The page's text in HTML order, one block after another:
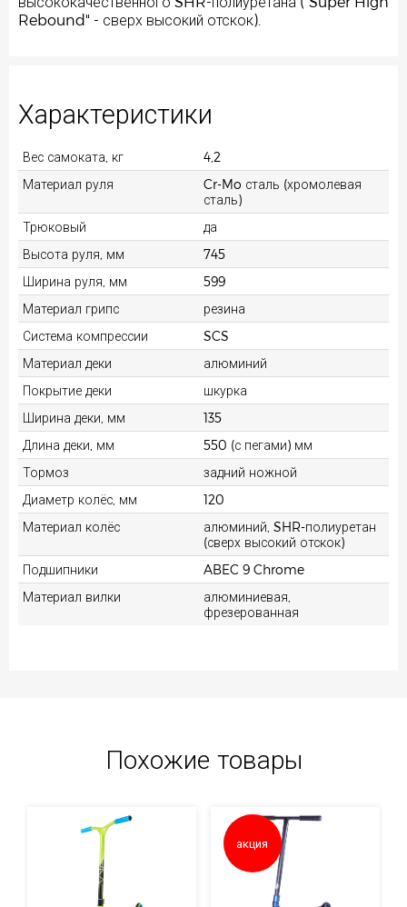
Rebound" - сверх высокий отскок).
Характеристики
Вес самоката, кг
4,2
Материал руля
Cr-Mo сталь (хромолевая
сталь)
Трюковый
да
Высота руля, мм
745
Ширина руля, мм
599
Материал грипс
резина
Система компрессии
SCS
Материал деки
алюминий
Покрытие деки
шкурка
Ширина деки, мм
135
Длина деки, мм
550 (с пегами) мм
Тормоз
задний ножной
Диаметр колёс, мм
120
Материал колёс
алюминий, SHR-полиуретан
(сверх высокий отскок)
Подшипники
ABEC 9 Chrome
Материал вилки
алюминиевая,
фрезерованная
Похожие товары
акция